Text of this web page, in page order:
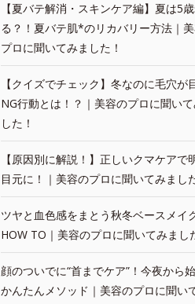
【夏バテ解消・スキンケア編】夏は5
る？！夏バテ肌*のリカバリー方法｜
プロに聞いてみました！
【クイズでチェック】冬なのに毛穴が
NG行動とは！？｜美容のプロに聞いて
した！
【原因別に解説！】正しいクマケアで
目元に！｜美容のプロに聞いてみまし
ツヤと血色感をまとう秋冬ベースメイ
HOW TO｜美容のプロに聞いてみまし
顔のついでに“首までケア”！今夜から
かんたんメソッド｜美容のプロに聞い